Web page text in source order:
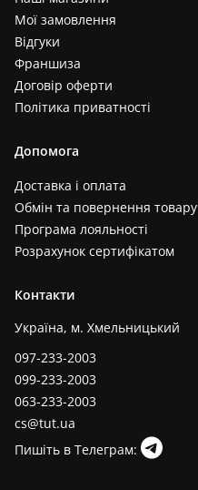
Мої замовлення
Відгуки
Франшиза
Договір оферти
Політика приватності
Допомога
Доставка і оплата
Обмін та повернення товару
Програма лояльності
Розрахунок сертифікатом
Контакти
Україна, м. Хмельницький
097-233-2003
099-233-2003
063-233-2003
cs@tut.ua
Пишіть в Телеграм: